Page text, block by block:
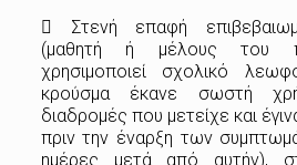
 Στενή επαφή
(μαθητή ή μέλους του
χρησιμοποιεί σχολικό
κρούσμα έκανε σωστή
διαδρομές που μετείχε και
πριν την έναρξη των
ημέρες μετά από αυτήν),